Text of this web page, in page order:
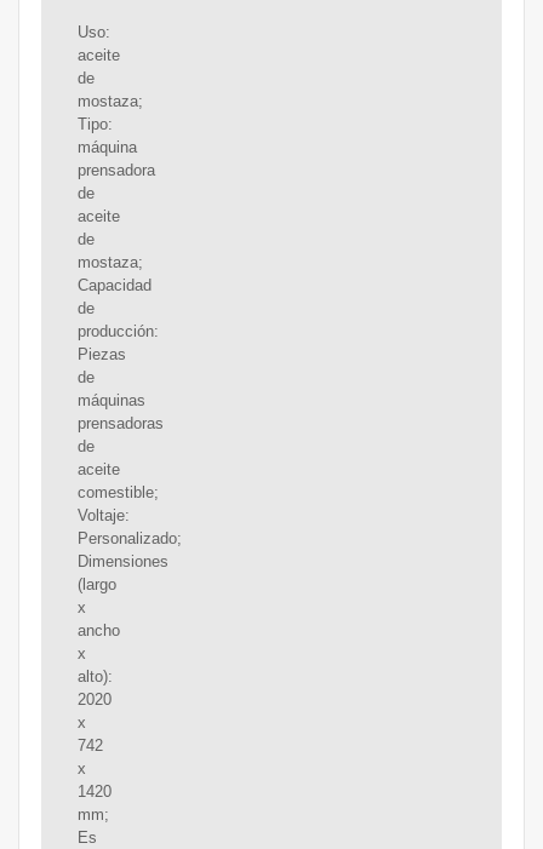
Uso:
aceite
de
mostaza;
Tipo:
máquina
prensadora
de
aceite
de
mostaza;
Capacidad
de
producción:
Piezas
de
máquinas
prensadoras
de
aceite
comestible;
Voltaje:
Personalizado;
Dimensiones
(largo
x
ancho
x
alto):
2020
x
742
x
1420
mm;
Es